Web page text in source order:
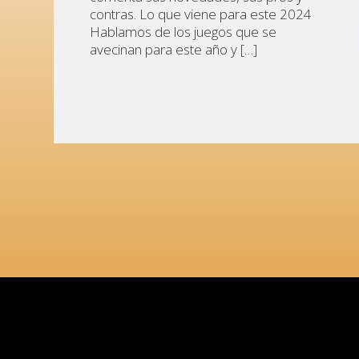
contras. Lo que viene para este 2024
Hablamos de los juegos que se
avecinan para este año y […]